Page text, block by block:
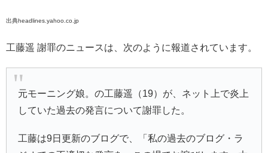
出典headlines.yahoo.co.jp
工藤遥 謝罪のニュースは、次のように報道されています。
元モーニング娘。の工藤遥（19）が、ネット上で炎上
していた過去の発言について謝罪した。
工藤は9日更新のブログで、「私の過去のブログ・ラ